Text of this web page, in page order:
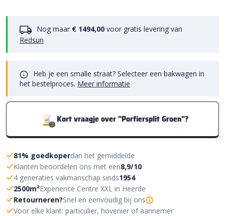
Nog maar € 1494,00 voor gratis levering van
Redsun
Heb je een smalle straat? Selecteer een bakwagen in
het bestelproces. Meer informatie
Kort vraagje over "Porfiersplit Groen"?
81% goedkoperdan het gemiddelde
Klanten beoordelen ons met een8,9/10
4 generaties vakmanschap sinds1954
2500m²Experience Centre XXL in Heerde
Retourneren?Snel en eenvoudig bij ons
Voor elke klant: particulier, hovenier of aannemer